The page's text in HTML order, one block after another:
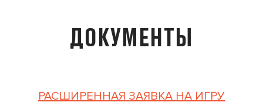
ДОКУМЕНТЫ
РАСШИРЕННАЯ ЗАЯВКА НА ИГРУ